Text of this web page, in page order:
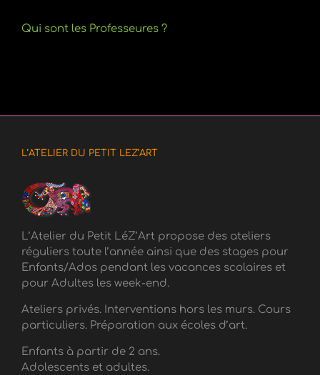
Qui sont les Professeures ?
L’ATELIER DU PETIT LEZ’ART
L’Atelier du Petit LéZ’Art propose des ateliers
réguliers toute l’année ainsi que des stages pour
Enfants/Ados pendant les vacances scolaires et
pour Adultes les week-end.
Ateliers privés. Interventions hors les murs. Cours
particuliers. Préparation aux écoles d’art.
Enfants à partir de 2 ans.
Adolescents et adultes.